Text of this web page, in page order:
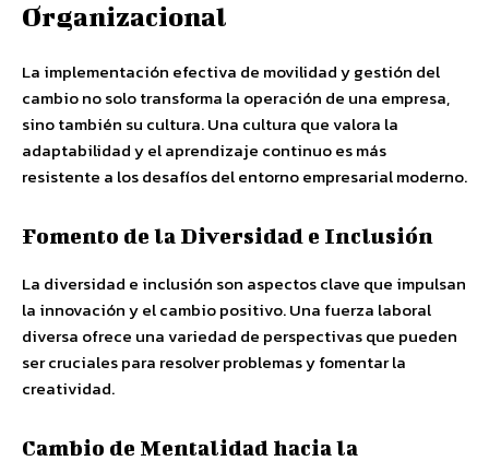
Organizacional
La implementación efectiva de movilidad y gestión del
cambio no solo transforma la operación de una empresa,
sino también su cultura. Una cultura que valora la
adaptabilidad y el aprendizaje continuo es más
resistente a los desafíos del entorno empresarial moderno.
Fomento de la Diversidad e Inclusión
La diversidad e inclusión son aspectos clave que impulsan
la innovación y el cambio positivo. Una fuerza laboral
diversa ofrece una variedad de perspectivas que pueden
ser cruciales para resolver problemas y fomentar la
creatividad.
Cambio de Mentalidad hacia la